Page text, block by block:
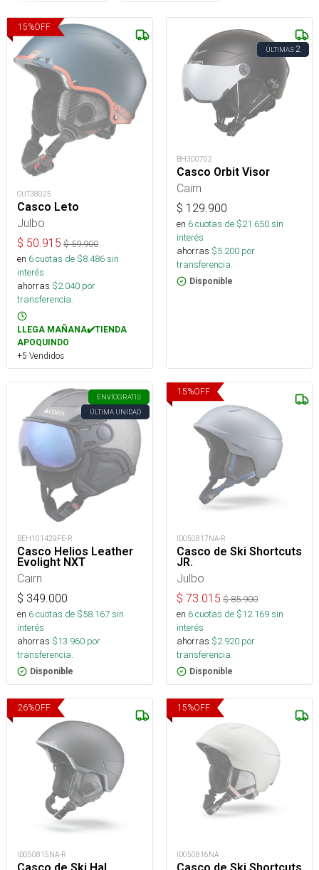
15%OFF
OUT38025
Casco Leto
Julbo
$ 50.915 $59.900
en 6cuotas de $8.486sin
interés
ahorras $2.040 por
transferencia.
LLEGA MAÑANA✔️TIENDA
APOQUINDO
+5 Vendidos
ÚLTIMAS2
BH300702
Casco Orbit Visor
Cairn
$ 129.900
en 6cuotas de $21.650sin
interés
ahorras $5.200 por
transferencia.
Disponible
ENVÍOGRATIS
ÚLTIMA UNIDAD
BEH101429FE-R
Casco Helios Leather
Evolight NXT
Cairn
$ 349.000
en 6cuotas de $58.167sin
interés
ahorras $13.960 por
transferencia.
Disponible
15%OFF
ID050817NA-R
Casco de Ski Shortcuts
JR.
Julbo
$ 73.015 $85.900
en 6cuotas de $12.169sin
interés
ahorras $2.920 por
transferencia.
Disponible
26%OFF
ID050815NA-R
15%OFF
ID050816NA